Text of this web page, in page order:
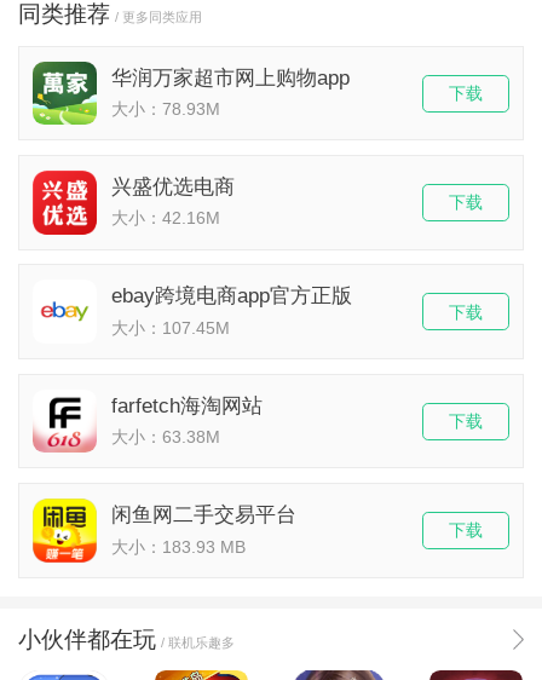
同类推荐 / 更多同类应用
华润万家超市网上购物app
大小：78.93M
下载
兴盛优选电商
大小：42.16M
下载
ebay跨境电商app官方正版
大小：107.45M
下载
farfetch海淘网站
大小：63.38M
下载
闲鱼网二手交易平台
大小：183.93 MB
下载
小伙伴都在玩 / 联机乐趣多